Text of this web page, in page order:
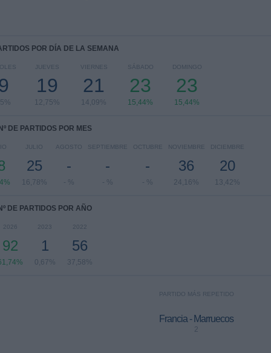
POR DÍA DE LA SEMANA
JUEVES
19
12,75%
VIERNES
21
14,09%
SÁBADO
23
15,44%
DOMINGO
23
15,44%
Nº DE PARTIDOS POR MES
JULIO
25
16,78%
AGOSTO
-
- %
SEPTIEMBRE
-
- %
OCTUBRE
-
- %
NOVIEMBRE
36
24,16%
DICIEMBRE
20
13,42%
DE PARTIDOS POR AÑO
2026
92
2023
1
0,67%
2022
56
37,58%
PARTIDO MÁS REPETIDO
Francia - Marruecos
2